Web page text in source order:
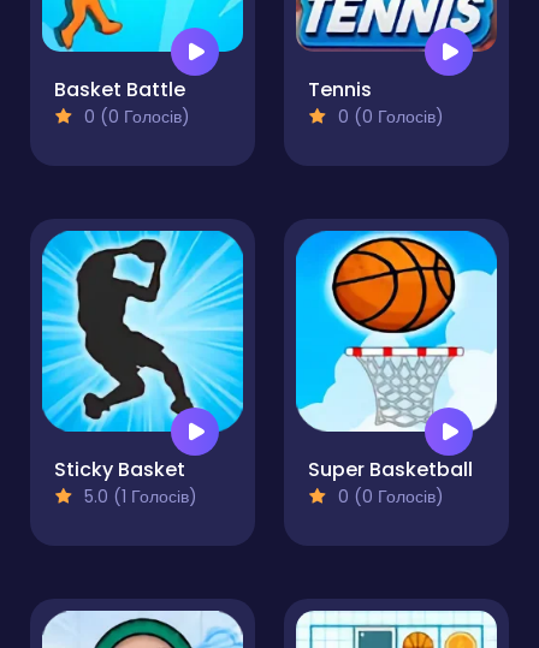
Basket Battle
0 (0 Голосів)
Tennis
0 (0 Голосів)
Sticky Basket
5.0 (1 Голосів)
Super Basketball
0 (0 Голосів)